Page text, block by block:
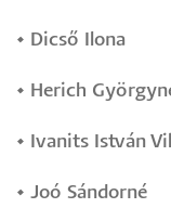
• Dicső Ilona
• Herich
• Ivanits István
• Joó Sándorné